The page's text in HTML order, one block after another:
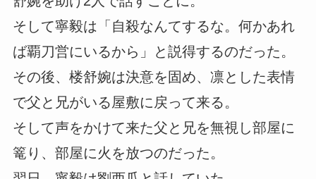
そして寧毅は「自殺なんてするな。何かあれ
ば覇刀営にいるから」と説得するのだった。
その後、楼舒婉は決意を固め、凛とした表情
で父と兄がいる屋敷に戻って来る。
そして声をかけて来た父と兄を無視し部屋に
篭り、部屋に火を放つのだった。